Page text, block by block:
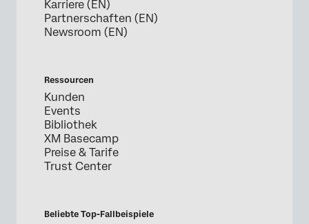
Karriere (EN)
Partnerschaften (EN)
Newsroom (EN)
Ressourcen
Kunden
Events
Bibliothek
XM Basecamp
Preise & Tarife
Trust Center
Beliebte Top-Fallbeispiele